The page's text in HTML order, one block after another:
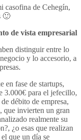
casofina de Cehegín,
🙂
de vista empresarial
distinguir entre lo
y lo accesorio, a
en fase de startups,
3.000€ para el jefecillo,
débito de empresa,
que invierten un gran
realmente su
¿o esas que realizan
que un día se